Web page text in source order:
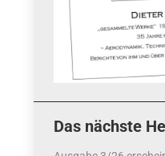
Das nächste